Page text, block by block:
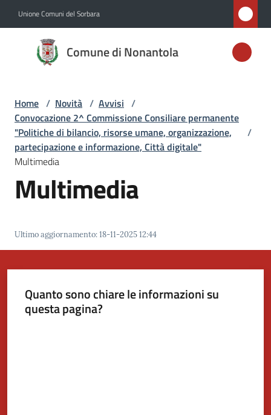
Unione Comuni del Sorbara
Comune di Nonantola
Comune di
Nonantola
Amministrazione
Novità
Menu selezionato
Servizi
Tutti
Home / Novità / Avvisi /
Convocazione 2^ Commissione Consiliare permanente
"Politiche di bilancio, risorse umane, organizzazione,
partecipazione e informazione, Città digitale"
/
Multimedia
Multimedia
Ultimo aggiornamento:18-11-2025 12:44
Quanto sono chiare le informazioni su
questa pagina?